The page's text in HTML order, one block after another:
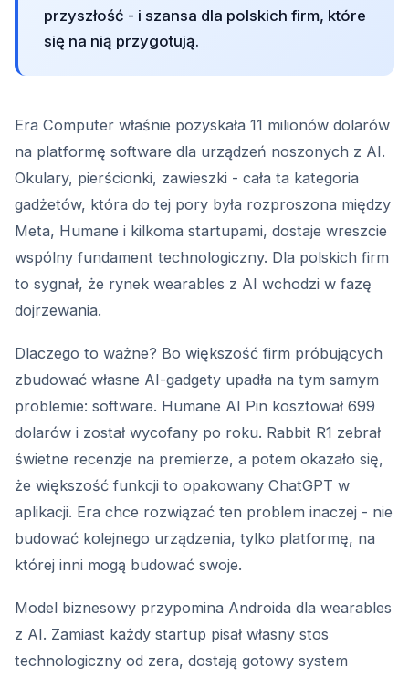
przyszłość - i szansa dla polskich firm, które
się na nią przygotują.
Era Computer właśnie pozyskała 11 milionów dolarów
na platformę software dla urządzeń noszonych z AI.
Okulary, pierścionki, zawieszki - cała ta kategoria
gadżetów, która do tej pory była rozproszona między
Meta, Humane i kilkoma startupami, dostaje wreszcie
wspólny fundament technologiczny. Dla polskich firm
to sygnał, że rynek wearables z AI wchodzi w fazę
dojrzewania.
Dlaczego to ważne? Bo większość firm próbujących
zbudować własne AI-gadgety upadła na tym samym
problemie: software. Humane AI Pin kosztował 699
dolarów i został wycofany po roku. Rabbit R1 zebrał
świetne recenzje na premierze, a potem okazało się,
że większość funkcji to opakowany ChatGPT w
aplikacji. Era chce rozwiązać ten problem inaczej - nie
budować kolejnego urządzenia, tylko platformę, na
której inni mogą budować swoje.
Model biznesowy przypomina Androida dla wearables
z AI. Zamiast każdy startup pisał własny stos
technologiczny od zera, dostają gotowy system